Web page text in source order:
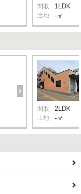
間取 1LDK
土地 -㎡
間取 2LDK
土地 -㎡